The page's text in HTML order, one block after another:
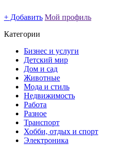
+ Добавить Мой профиль
Категории
Бизнес и услуги
Детский мир
Дом и сад
Животные
Мода и стиль
Недвижимость
Работа
Разное
Транспорт
Хобби, отдых и спорт
Электроника